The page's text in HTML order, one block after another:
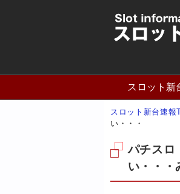
スロット新
スロット新台速報
い・・・
パチスロ
い・・・